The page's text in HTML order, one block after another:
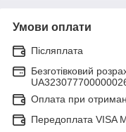
Умови оплати
Післяплата
Безготівковий
Оплата при
Передоплата VISA